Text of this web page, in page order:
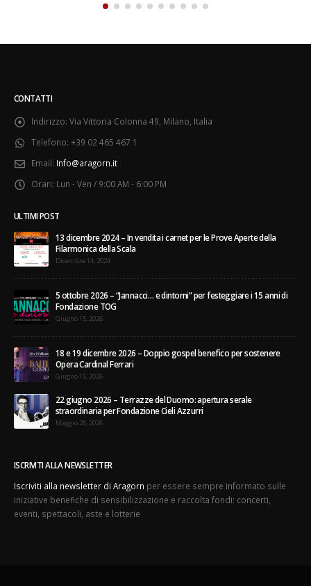
Telefono: +39 02 465 467 1
Email: Info@aragorn.it
Orari: Lun - Ven / 9:00 AM - 6:00 PM
Filarmonica della Scala
Dicembre 14, 2024
5 ottobre 2026 – “Jannacci… e dintorni” per festeggiare i 15 anni di
Fondazione TOG
Giugno 15, 2026
18 e 19 dicembre 2026 – Doppio gospel benefico per sostenere
Opera Cardinal Ferrari
Giugno 15, 2026
straordinaria per Fondazione Cieli Azzurri
Maggio 28, 2026
Iscriviti alla newsletter di Aragorn
iniziative benefiche di sensibilizzazione e raccolta fondi: concerti,
eventi, spettacoli, aste e lotterie